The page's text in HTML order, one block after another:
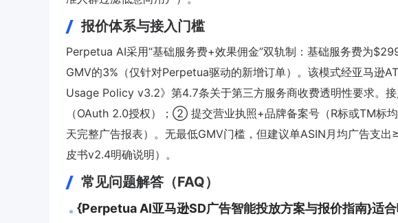
报价体系与接入门槛
Perpetua AI采用“基础服务费+效果佣金”双轨制：基础服务费为
GMV的3%（仅针对Perpetua驱动的新增订单）。该模式经亚马逊
Usage Policy v3.2》第4.7条关于第三方服务商收费透明性要求。
（OAuth 2.0授权）；② 提交营业执照+品牌备案号（R标或TM
天完整广告报表）。无最低GMV门槛，但建议单ASIN月均广告支
皮书v2.4明确说明）。
常见问题解答（FAQ）
{Perpetua AI亚马逊SD广告智能投放方案与报价指南}适合